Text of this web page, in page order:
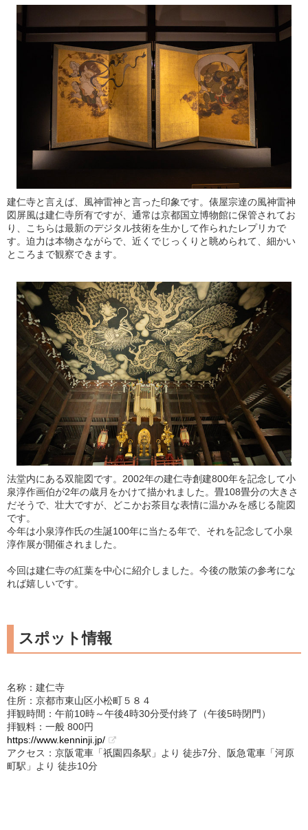
建仁寺と言えば、風神雷神と言った印象です。俵屋宗達の風神雷神
図屏風は建仁寺所有ですが、通常は京都国立博物館に保管されてお
り、こちらは最新のデジタル技術を生かして作られたレプリカで
す。迫力は本物さながらで、近くでじっくりと眺められて、細かい
ところまで観察できます。
法堂内にある双龍図です。2002年の建仁寺創建800年を記念して小
泉淳作画伯が2年の歳月をかけて描かれました。畳108畳分の大きさ
だそうで、壮大ですが、どこかお茶目な表情に温かみを感じる龍図
です。
今年は小泉淳作氏の生誕100年に当たる年で、それを記念して小泉
淳作展が開催されました。
今回は建仁寺の紅葉を中心に紹介しました。今後の散策の参考にな
れば嬉しいです。
スポット情報
名称：建仁寺
住所：京都市東山区小松町５８４
拝観時間：午前10時～午後4時30分受付終了（午後5時閉門）
拝観料：一般 800円
https://www.kenninji.jp/
アクセス：京阪電車「祇園四条駅」より 徒歩7分、阪急電車「河原
町駅」より 徒歩10分